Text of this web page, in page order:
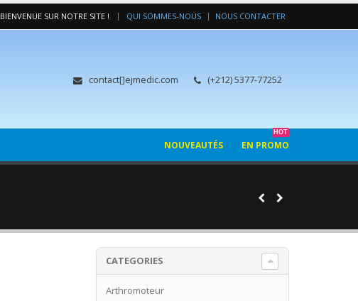
BIENVENUE SUR NOTRE SITE ! | QUI SOMMES-NOUS NOUS CONTACTER
contact[]ejmedic.com (+212) 5377-77252
NOUVEAUTÉS EN PROMO
HOT
CATEGORIES
Arthromoteur